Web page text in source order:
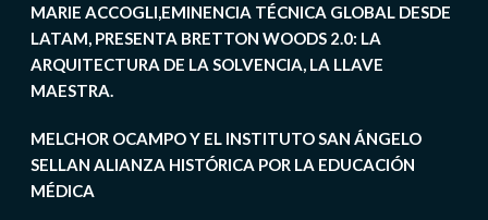
MARIE ACCOGLI,EMINENCIA TÉCNICA GLOBAL DESDE
LATAM, PRESENTA BRETTON WOODS 2.0: LA
ARQUITECTURA DE LA SOLVENCIA, LA LLAVE
MAESTRA.
MELCHOR OCAMPO Y EL INSTITUTO SAN ÁNGELO
SELLAN ALIANZA HISTÓRICA POR LA EDUCACIÓN
MÉDICA